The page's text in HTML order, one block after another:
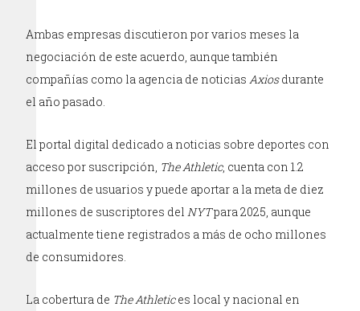
Ambas empresas discutieron por varios meses la
negociación de este acuerdo, aunque también
compañías como la agencia de noticias Axiosdurante
el año pasado.
El portal digital dedicado a noticias sobre deportes con
acceso por suscripción, The Athletic, cuenta con 1.2
millones de usuarios y puede aportar a la meta de diez
millones de suscriptores del NYTpara 2025, aunque
actualmente tiene registrados a más de ocho millones
de consumidores.
La cobertura de The Athletices local y nacional en